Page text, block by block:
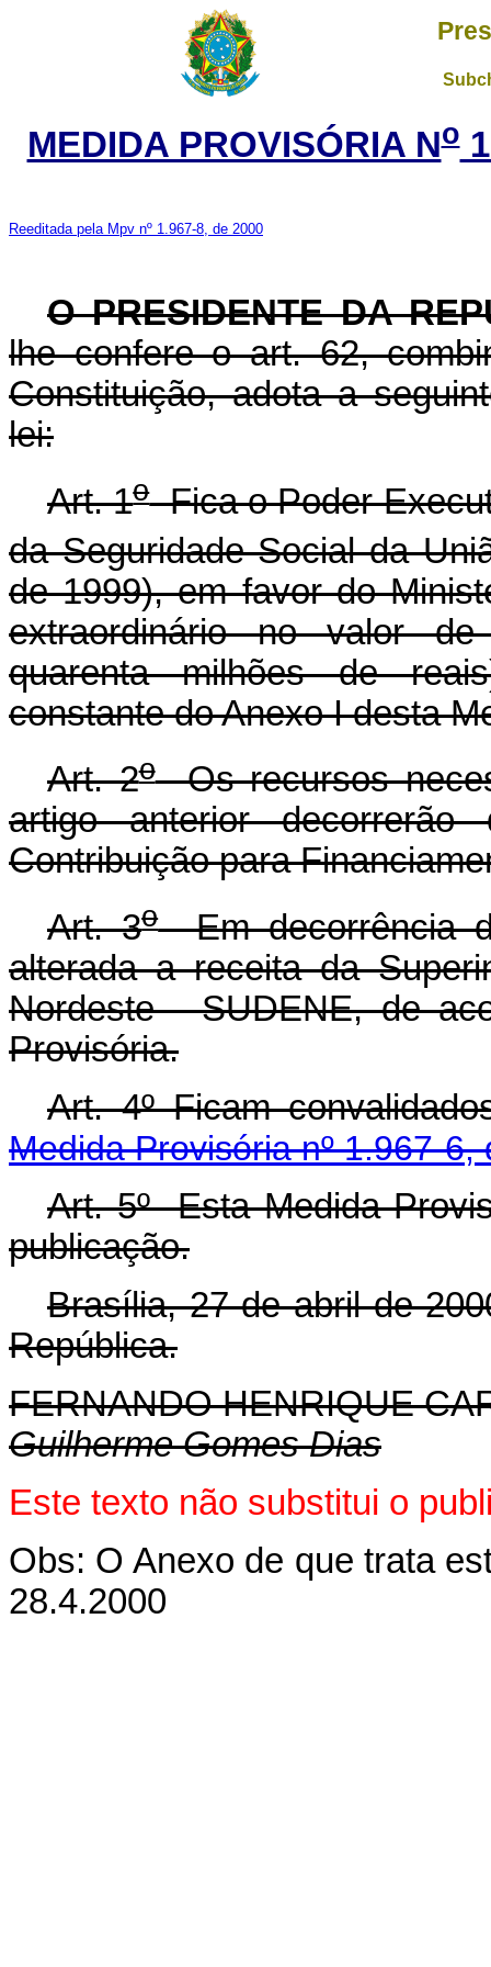
MEDIDA PROVISÓRIA No
Reeditada pela Mpv nº 1.967-8, de 2000
O PRESIDENTE DA
lhe confere o art. 62,
Constituição, adota a
lei:
Art. 1oFica o Poder
da Seguridade Social da
de 1999), em favor do
extraordinário no valor
quarenta milhões de
constante do Anexo I desta
Art. 2oOs recursos
artigo anterior
Contribuição para
Art. 3oEm decorrência
alterada a receita da
Nordeste - SUDENE, de
Provisória.
Art. 4º Ficam
Medida Provisória nº 1.967-
Art. 5º Esta Medida
publicação.
Brasília, 27 de abril de
República.
FERNANDO HENRIQUE
Guilherme Gomes Dias
Este texto não substitui o
Obs: O Anexo de que trata
28.4.2000